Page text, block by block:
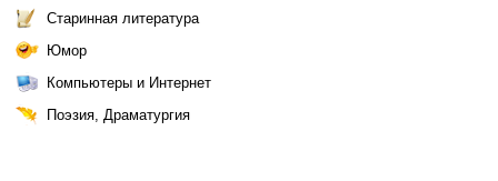
Старинная литература
Юмор
Компьютеры и Интернет
Поэзия, Драматургия